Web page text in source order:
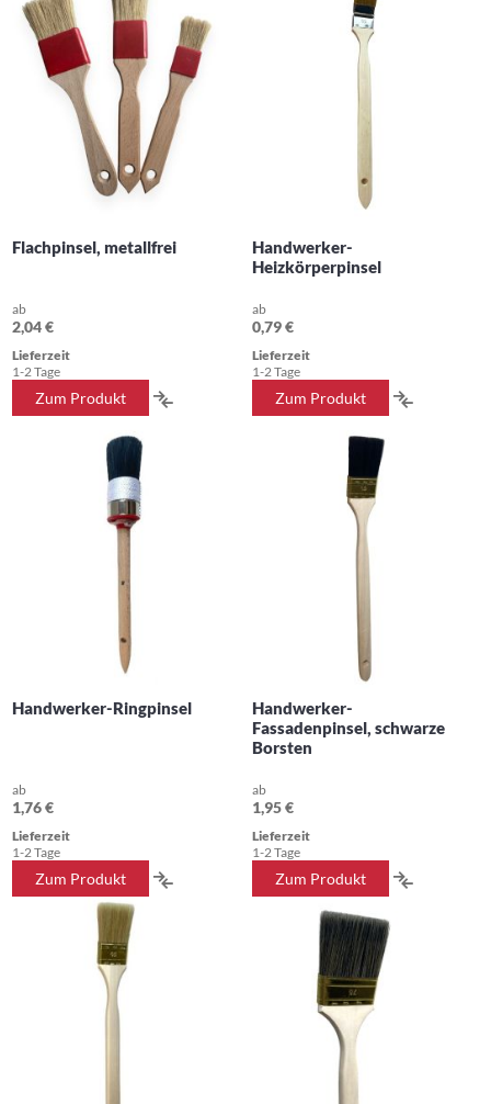
Flachpinsel, metallfrei
ab
2,04 €
Lieferzeit
1-2 Tage
Zum Produkt
Handwerker-
Heizkörperpinsel
ab
0,79 €
Lieferzeit
1-2 Tage
Zum Produkt
Handwerker-Ringpinsel
ab
1,76 €
Lieferzeit
1-2 Tage
Zum Produkt
Handwerker-
Fassadenpinsel, schwarze
Borsten
ab
1,95 €
Lieferzeit
1-2 Tage
Zum Produkt